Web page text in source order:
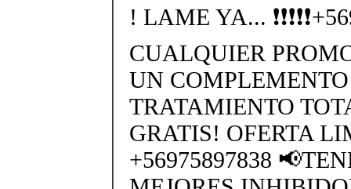
! LAME YA...
CUALQUIER
UN
TRATAMIENTO
GRATIS! OFERTA
+56975897838